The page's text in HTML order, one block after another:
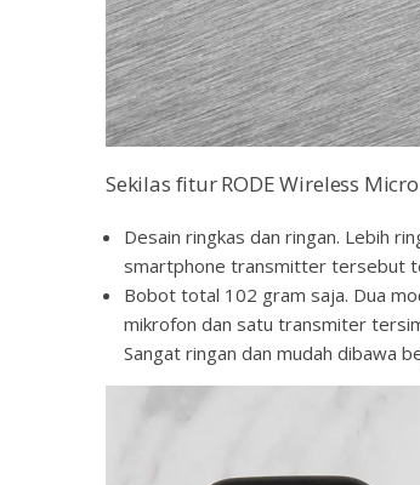
Sekilas fitur RODE Wireless
Desain ringkas dan ringan. Lebih
smartphone transmitter tersebut
Bobot total 102 gram saja. Dua
mikrofon dan satu transmiter
Sangat ringan dan mudah dibawa